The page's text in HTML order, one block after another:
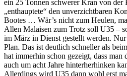
ein 25 Tonnen schwerer Kran von der
„enthauptete“ den unverzichtbaren
Bootes … Wär’s nicht zum Heulen,
Allen Malaisen zum Trotz soll U35 –
im März in Dienst gestellt werden.
Plan. Das ist deutlich schneller als
hat immerhin schon gezeigt, dass man
auch um acht Jahre hinterherhinken
Allerdings wird U35 dann wohl erst